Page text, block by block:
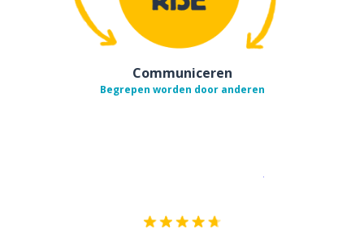
Communiceren
Begrepen worden door anderen